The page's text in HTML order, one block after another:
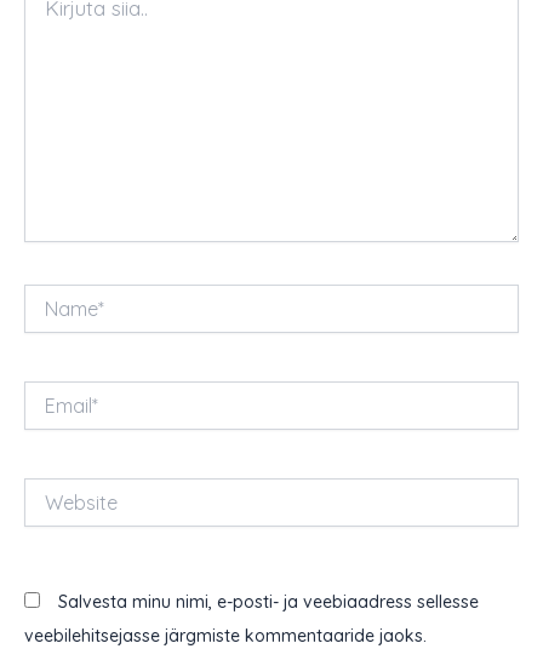
siia..
Salvesta minu nimi, e-posti- ja veebiaadress sellesse
veebilehitsejasse järgmiste kommentaaride jaoks.